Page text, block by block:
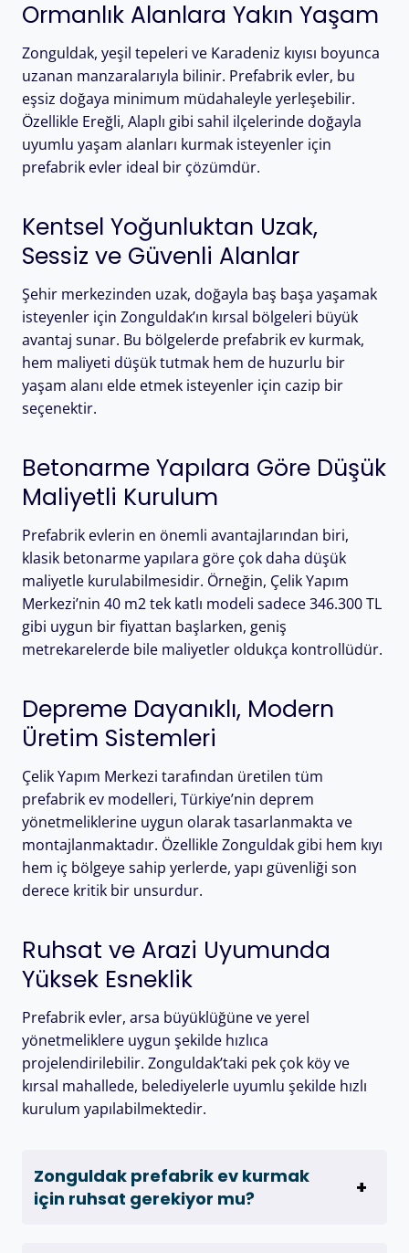
Ormanlık Alanlara Yakın Yaşam
Zonguldak, yeşil tepeleri ve Karadeniz kıyısı boyunca
uzanan manzaralarıyla bilinir. Prefabrik evler, bu
eşsiz doğaya minimum müdahaleyle yerleşebilir.
Özellikle Ereğli, Alaplı gibi sahil ilçelerinde doğayla
uyumlu yaşam alanları kurmak isteyenler için
prefabrik evler ideal bir çözümdür.
Kentsel Yoğunluktan Uzak,
Sessiz ve Güvenli Alanlar
Şehir merkezinden uzak, doğayla baş başa yaşamak
isteyenler için Zonguldak’ın kırsal bölgeleri büyük
avantaj sunar. Bu bölgelerde prefabrik ev kurmak,
hem maliyeti düşük tutmak hem de huzurlu bir
yaşam alanı elde etmek isteyenler için cazip bir
seçenektir.
Betonarme Yapılara Göre Düşük
Maliyetli Kurulum
Prefabrik evlerin en önemli avantajlarından biri,
klasik betonarme yapılara göre çok daha düşük
maliyetle kurulabilmesidir. Örneğin, Çelik Yapım
Merkezi’nin 40 m2 tek katlı modeli sadece 346.300 TL
gibi uygun bir fiyattan başlarken, geniş
metrekarelerde bile maliyetler oldukça kontrollüdür.
Depreme Dayanıklı, Modern
Üretim Sistemleri
Çelik Yapım Merkezi tarafından üretilen tüm
prefabrik ev modelleri, Türkiye’nin deprem
yönetmeliklerine uygun olarak tasarlanmakta ve
montajlanmaktadır. Özellikle Zonguldak gibi hem kıyı
hem iç bölgeye sahip yerlerde, yapı güvenliği son
derece kritik bir unsurdur.
Ruhsat ve Arazi Uyumunda
Yüksek Esneklik
Prefabrik evler, arsa büyüklüğüne ve yerel
yönetmeliklere uygun şekilde hızlıca
projelendirilebilir. Zonguldak’taki pek çok köy ve
kırsal mahallede, belediyelerle uyumlu şekilde hızlı
kurulum yapılabilmektedir.
Zonguldak prefabrik ev kurmak
için ruhsat gerekiyor mu?